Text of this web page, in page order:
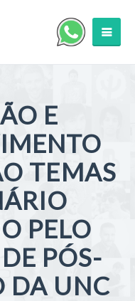
E
TEMAS
PELO
PÓS-
DA UNC